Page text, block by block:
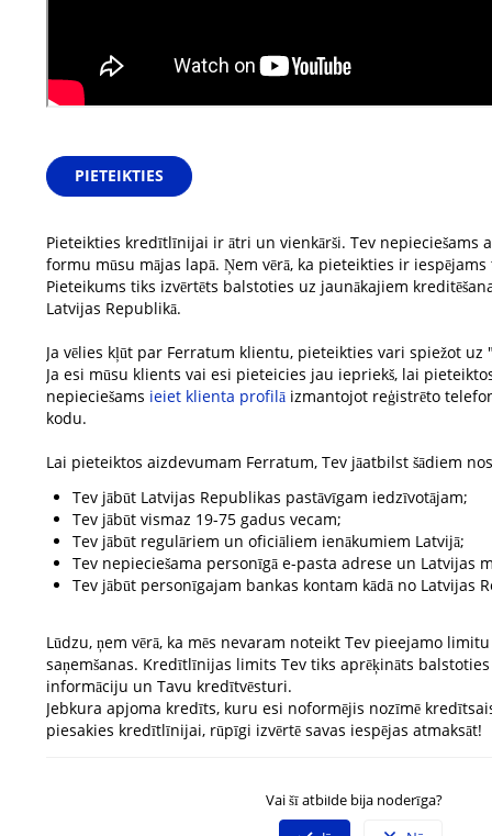
PIETEIKTIES
Pieteikties kredītlīnijai ir ātri un vienkārši. Tev nepieciešams
formu mūsu mājas lapā. Ņem vērā, ka pieteikties ir iespējams
Pieteikums tiks izvērtēts balstoties uz jaunākajiem
Latvijas Republikā.
Ja vēlies kļūt par Ferratum klientu, pieteikties vari spiežot
Ja esi mūsu klients vai esi pieteicies jau iepriekš, lai
nepieciešams ieiet klienta profilā izmantojot reģistrēto
kodu.
Lai pieteiktos aizdevumam Ferratum, Tev jāatbilst šādiem
Tev jābūt Latvijas Republikas pastāvīgam iedzīvotājam;
Tev jābūt vismaz 19-75 gadus vecam;
Tev jābūt regulāriem un oficiāliem ienākumiem Latvijā;
Tev nepieciešama personīgā e-pasta adrese un Latvijas
Tev jābūt personīgajam bankas kontam kādā no Latvijas
Lūdzu, ņem vērā, ka mēs nevaram noteikt Tev pieejamo
saņemšanas. Kredītlīnijas limits Tev tiks aprēķināts
informāciju un Tavu kredītvēsturi.
Jebkura apjoma kredīts, kuru esi noformējis nozīmē
piesakies kredītlīnijai, rūpīgi izvērtē savas iespējas atmaksāt!
Vai šī atbilde bija noderīga?